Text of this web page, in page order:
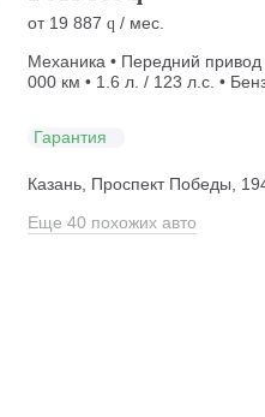
от 19 887 q / мес.
Механика • Передний привод
000 км • 1.6 л. / 123 л.с. •
Гарантия
Казань, Проспект Победы,
Еще 40 похожих авто